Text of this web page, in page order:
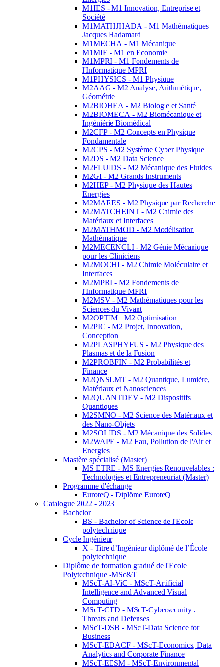
M1IES - M1 Innovation, Entreprise et
Société
M1MATHJHADA - M1 Mathématiques
Jacques Hadamard
M1MECHA - M1 Mécanique
M1MIE - M1 en Economie
M1MPRI - M1 Fondements de
l'Informatique MPRI
M1PHYSICS - M1 Physique
M2AAG - M2 Analyse, Arithmétique,
Géométrie
M2BIOHEA - M2 Biologie et Santé
M2BIOMECA - M2 Biomécanique et
Ingéniérie Biomédical
M2CFP - M2 Concepts en Physique
Fondamentale
M2CPS - M2 Système Cyber Physique
M2DS - M2 Data Science
M2FLUIDS - M2 Mécanique des Fluides
M2GI - M2 Grands Instruments
M2HEP - M2 Physique des Hautes
Energies
M2MARES - M2 Physique par Recherche
M2MATCHEINT - M2 Chimie des
Matériaux et Interfaces
M2MATHMOD - M2 Modélisation
Mathématique
M2MECENCLI - M2 Génie Mécanique
pour les Cliniciens
M2MOCHI - M2 Chimie Moléculaire et
Interfaces
M2MPRI - M2 Fondements de
l'Informatique MPRI
M2MSV - M2 Mathématiques pour les
Sciences du Vivant
M2OPTIM - M2 Optimisation
M2PIC - M2 Projet, Innovation,
Conception
M2PLASPHYFUS - M2 Physique des
Plasmas et de la Fusion
M2PROBFIN - M2 Probabilités et
Finance
M2QNSLMT - M2 Quantique, Lumière,
Matériaux et Nanosciences
M2QUANTDEV - M2 Dispositifs
Quantiques
M2SMNO - M2 Science des Matériaux et
des Nano-Objets
M2SOLIDS - M2 Mécanique des Solides
M2WAPE - M2 Eau, Pollution de l'Air et
Energies
Mastère spécialisé (Master)
MS ETRE - MS Energies Renouvelables :
Technologies et Entrepreneuriat (Master)
Programme d'échange
EuroteQ - Diplôme EuroteQ
Catalogue 2022 - 2023
Bachelor
BS - Bachelor of Science de l'Ecole
polytechnique
Cycle Ingénieur
X - Titre d’Ingénieur diplômé de l’École
polytechnique
Diplôme de formation gradué de l'Ecole
Polytechnique -MSc&T
MScT-AI-ViC - MScT-Artificial
Intelligence and Advanced Visual
Computing
MScT-CTD - MScT-Cybersecurity :
Threats and Defenses
MScT-DSB - MScT-Data Science for
Business
MScT-EDACF - MScT-Economics, Data
Analytics and Corporate Finance
MScT-EESM - MScT-Environmental